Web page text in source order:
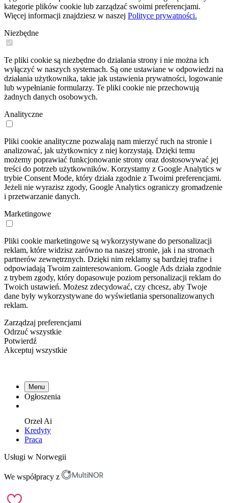
kategorie plików cookie lub zarządzać swoimi preferencjami.
Więcej informacji znajdziesz w naszej Polityce prywatności.
Niezbędne
Te pliki cookie są niezbędne do działania strony i nie można ich
wyłączyć w naszych systemach. Są one ustawiane w odpowiedzi na
działania użytkownika, takie jak ustawienia prywatności, logowanie
lub wypełnianie formularzy. Te pliki cookie nie przechowują
żadnych danych osobowych.
Analityczne
Pliki cookie analityczne pozwalają nam mierzyć ruch na stronie i
analizować, jak użytkownicy z niej korzystają. Dzięki temu
możemy poprawiać funkcjonowanie strony oraz dostosowywać jej
treści do potrzeb użytkowników. Korzystamy z Google Analytics w
trybie Consent Mode, który działa zgodnie z Twoimi preferencjami.
Jeżeli nie wyrazisz zgody, Google Analytics ograniczy gromadzenie
i przetwarzanie danych.
Marketingowe
Pliki cookie marketingowe są wykorzystywane do personalizacji
reklam, które widzisz zarówno na naszej stronie, jak i na stronach
partnerów zewnętrznych. Dzięki nim reklamy są bardziej trafne i
odpowiadają Twoim zainteresowaniom. Google Ads działa zgodnie
z trybem zgody, który dopasowuje poziom personalizacji reklam do
Twoich ustawień. Możesz zdecydować, czy chcesz, aby Twoje
dane były wykorzystywane do wyświetlania spersonalizowanych
reklam.
Zarządzaj preferencjami
Odrzuć wszystkie
Potwierdź
Akceptuj wszystkie
Menu
Ogłoszenia
OrzełAi
Kredyty
Praca
Usługi w Norwegii
We współpracy z